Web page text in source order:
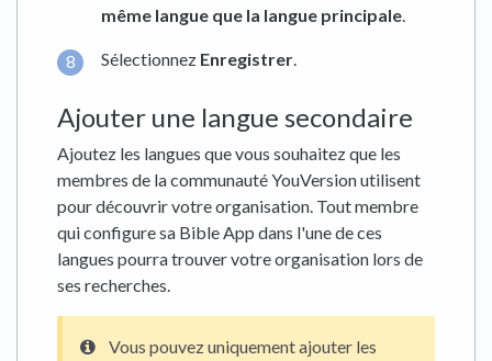
même langue que la langue principale.
Sélectionnez Enregistrer
Ajouter une langue secondaire
Ajoutez les langues que vous souhaitez que les
membres de la communauté YouVersion utilisent
pour découvrir votre organisation. Tout membre
qui configure sa Bible App dans l'une de ces
langues pourra trouver votre organisation lors de
ses recherches.
Vous pouvez uniquement ajouter les